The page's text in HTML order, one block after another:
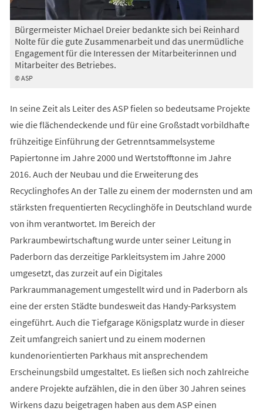
© ASP
Bürgermeister Michael Dreier bedankte sich bei Reinhard
Nolte für die gute Zusammenarbeit und das unermüdliche
Engagement für die Interessen der Mitarbeiterinnen und
Mitarbeiter des Betriebes.
In seine Zeit als Leiter des ASP fielen so bedeutsame Projekte
wie die flächendeckende und für eine Großstadt vorbildhafte
frühzeitige Einführung der Getrenntsammelsysteme
Papiertonne im Jahre 2000 und Wertstofftonne im Jahre
2016. Auch der Neubau und die Erweiterung des
Recyclinghofes An der Talle zu einem der modernsten und am
stärksten frequentierten Recyclinghöfe in Deutschland wurde
von ihm verantwortet. Im Bereich der
Parkraumbewirtschaftung wurde unter seiner Leitung in
Paderborn das derzeitige Parkleitsystem im Jahre 2000
umgesetzt, das zurzeit auf ein Digitales
Parkraummanagement umgestellt wird und in Paderborn als
eine der ersten Städte bundesweit das Handy-Parksystem
eingeführt. Auch die Tiefgarage Königsplatz wurde in dieser
Zeit umfangreich saniert und zu einem modernen
kundenorientierten Parkhaus mit ansprechendem
Erscheinungsbild umgestaltet. Es ließen sich noch zahlreiche
andere Projekte aufzählen, die in den über 30 Jahren seines
Wirkens dazu beigetragen haben aus dem ASP einen